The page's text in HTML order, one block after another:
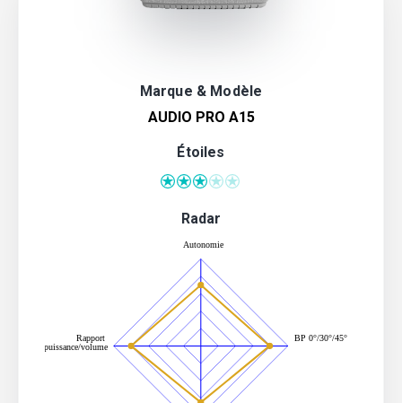
Marque & Modèle
AUDIO PRO A15
Étoiles
Radar